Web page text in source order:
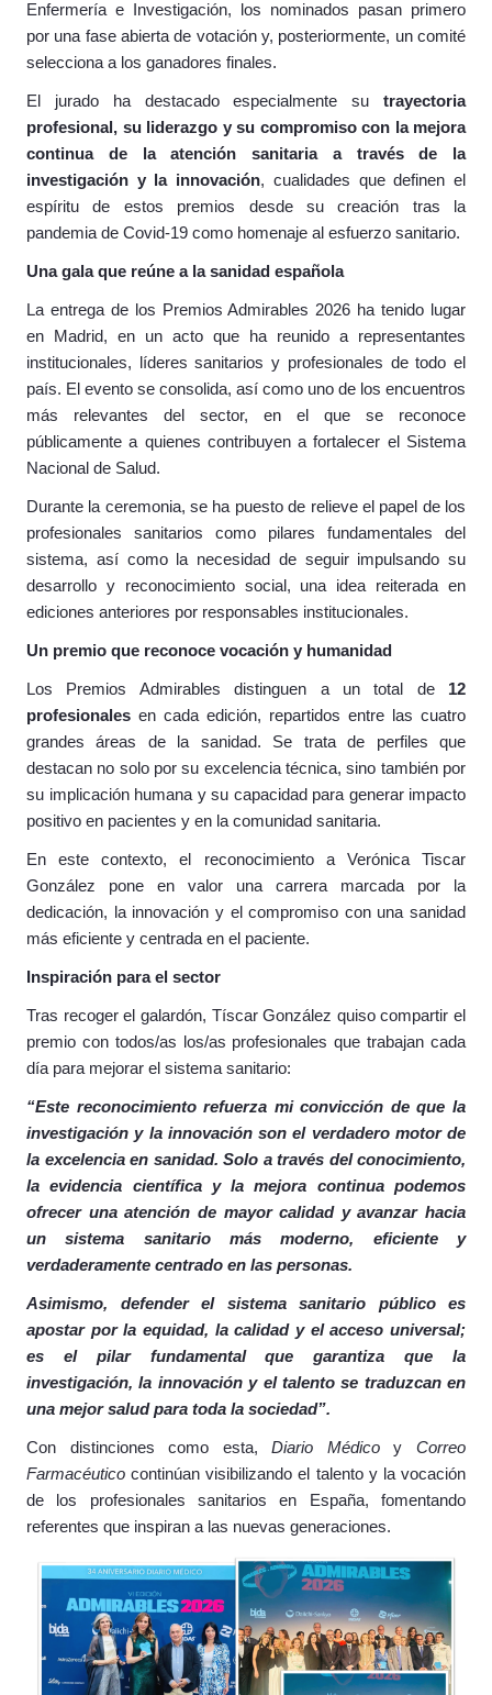
Enfermería e Investigación, los nominados pasan primero
por una fase abierta de votación y, posteriormente, un comité
selecciona a los ganadores finales.
El jurado ha destacado especialmente su trayectoria
profesional, su liderazgo y su compromiso con la mejora
continua de la atención sanitaria a través de la
investigación y la innovación, cualidades que definen el
espíritu de estos premios desde su creación tras la
pandemia de Covid-19 como homenaje al esfuerzo sanitario.
Una gala que reúne a la sanidad española
La entrega de los Premios Admirables 2026 ha tenido lugar
en Madrid, en un acto que ha reunido a representantes
institucionales, líderes sanitarios y profesionales de todo el
país. El evento se consolida, así como uno de los encuentros
más relevantes del sector, en el que se reconoce
públicamente a quienes contribuyen a fortalecer el Sistema
Nacional de Salud.
Durante la ceremonia, se ha puesto de relieve el papel de los
profesionales sanitarios como pilares fundamentales del
sistema, así como la necesidad de seguir impulsando su
desarrollo y reconocimiento social, una idea reiterada en
ediciones anteriores por responsables institucionales.
Un premio que reconoce vocación y humanidad
Los Premios Admirables distinguen a un total de 12
profesionales en cada edición, repartidos entre las cuatro
grandes áreas de la sanidad. Se trata de perfiles que
destacan no solo por su excelencia técnica, sino también por
su implicación humana y su capacidad para generar impacto
positivo en pacientes y en la comunidad sanitaria.
En este contexto, el reconocimiento a Verónica Tiscar
González pone en valor una carrera marcada por la
dedicación, la innovación y el compromiso con una sanidad
más eficiente y centrada en el paciente.
Inspiración para el sector
Tras recoger el galardón, Tíscar González quiso compartir el
premio con todos/as los/as profesionales que trabajan cada
día para mejorar el sistema sanitario:
“Este reconocimiento refuerza mi convicción de que la
investigación y la innovación son el verdadero motor de
la excelencia en sanidad. Solo a través del conocimiento,
la evidencia científica y la mejora continua podemos
ofrecer una atención de mayor calidad y avanzar hacia
un sistema sanitario más moderno, eficiente y
verdaderamente centrado en las personas.
Asimismo, defender el sistema sanitario público es
apostar por la equidad, la calidad y el acceso universal;
es el pilar fundamental que garantiza que la
investigación, la innovación y el talento se traduzcan en
una mejor salud para toda la sociedad”.
Con distinciones como esta,Diario MédicoyCorreo
Farmacéutico continúan visibilizando el talento y la vocación
de los profesionales sanitarios en España, fomentando
referentes que inspiran a las nuevas generaciones.